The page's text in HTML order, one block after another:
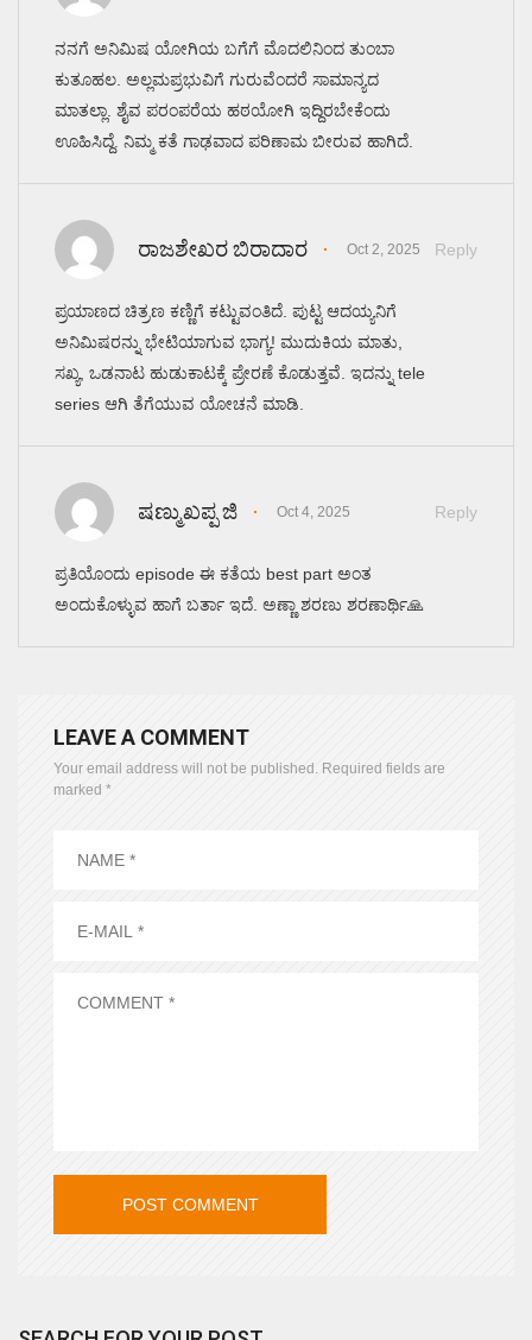
ನನಗೆ ಅನಿಮಿಷ ಯೋಗಿಯ ಬಗೆಗೆ ಮೊದಲಿನಿಂದ ತುಂಬಾ
ಕುತೂಹಲ. ಅಲ್ಲಮಪ್ರಭುವಿಗೆ ಗುರುವೆಂದರೆ ಸಾಮಾನ್ಯದ
ಮಾತಲ್ಲಾ. ಶೈವ ಪರಂಪರೆಯ ಹಠಯೋಗಿ ಇದ್ದಿರಬೇಕೆಂದು
ಊಹಿಸಿದ್ದೆ. ನಿಮ್ಮ ಕತೆ ಗಾಢವಾದ ಪರಿಣಾಮ ಬೀರುವ ಹಾಗಿದೆ.
ರಾಜಶೇಖರ ಬಿರಾದಾರ Oct 2, 2025 Reply
ಪ್ರಯಾಣದ ಚಿತ್ರಣ ಕಣ್ಣಿಗೆ ಕಟ್ಟುವಂತಿದೆ. ಪುಟ್ಟ ಆದಯ್ಯನಿಗೆ
ಅನಿಮಿಷರನ್ನು ಭೇಟಿಯಾಗುವ ಭಾಗ್ಯ! ಮುದುಕಿಯ ಮಾತು,
ಸಖ್ಯ, ಒಡನಾಟ ಹುಡುಕಾಟಕ್ಕೆ ಪ್ರೇರಣೆ ಕೊಡುತ್ತವೆ. ಇದನ್ನು tele
series ಆಗಿ ತೆಗೆಯುವ ಯೋಚನೆ ಮಾಡಿ.
ಷಣ್ಮುಖಪ್ಪ ಜಿ Oct 4, 2025 Reply
ಪ್ರತಿಯೊಂದು episode ಈ ಕತೆಯ best part ಅಂತ
ಅಂದುಕೊಳ್ಳುವ ಹಾಗೆ ಬರ್ತಾ ಇದೆ. ಅಣ್ಣಾ ಶರಣು ಶರಣಾರ್ಥಿ🙏
LEAVE A COMMENT
Your email address will not be published. Required fields are
marked *